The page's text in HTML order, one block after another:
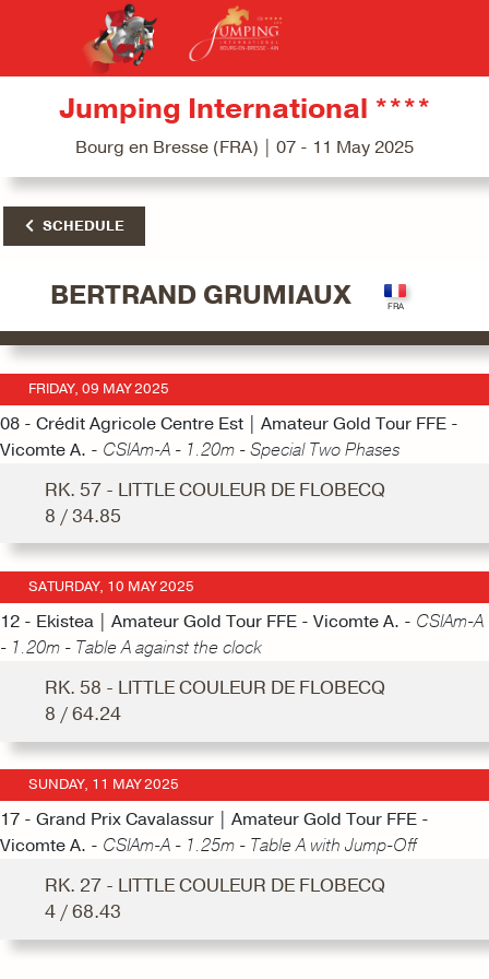
Jumping International ****
Bourg en Bresse (FRA) | 07 - 11 May 2025
SCHEDULE
BERTRAND GRUMIAUX
FRIDAY, 09 MAY 2025
08 - Crédit Agricole Centre Est | Amateur Gold Tour FFE -
Vicomte A. - CSIAm-A - 1.20m - Special Two Phases
RK. 57 - LITTLE COULEUR DE FLOBECQ
8 / 34.85
SATURDAY, 10 MAY 2025
12 - Ekistea | Amateur Gold Tour FFE - Vicomte A. - CSIAm-A
- 1.20m - Table A against the clock
RK. 58 - LITTLE COULEUR DE FLOBECQ
8 / 64.24
SUNDAY, 11 MAY 2025
17 - Grand Prix Cavalassur | Amateur Gold Tour FFE -
Vicomte A. - CSIAm-A - 1.25m - Table A with Jump-Off
RK. 27 - LITTLE COULEUR DE FLOBECQ
4 / 68.43